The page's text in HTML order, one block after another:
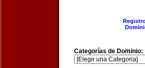
Categorías de Dominio: